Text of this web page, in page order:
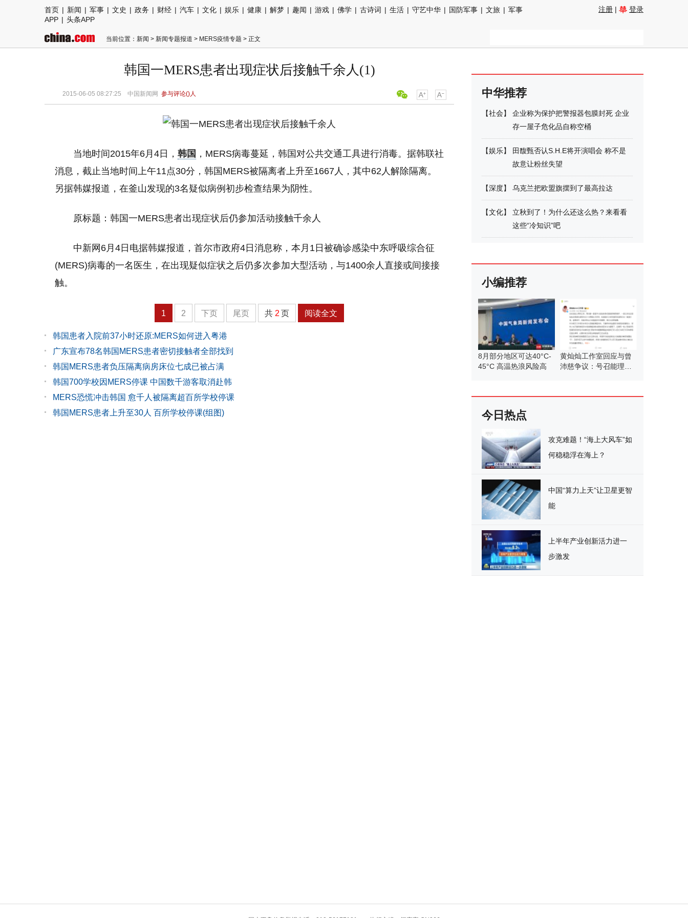
首页 | 新闻 | 军事 | 文史 | 政务 | 财经 | 汽车 | 文化 | 娱乐 | 健康 | 解梦 | 趣闻 | 游戏 | 佛学 | 古诗词 | 生活 | 守艺中华 | 国防军事 | 文旅 | 军事
APP | 头条APP
注册 | 登录
当前位置： 新闻 > 新闻专题报道 > MERS疫情专题 > 正文
韩国一MERS患者出现症状后接触千余人(1)
2015-06-05 08:27:25 中国新闻网 参与评论()人
当地时间2015年6月4日， 韩国 ，MERS病毒蔓延，韩国对公共交通工具进行消毒。据韩联社
消息，截止当地时间上午11点30分，韩国MERS被隔离者上升至1667人，其中62人解除隔离。
另据韩媒报道，在釜山发现的3名疑似病例初步检查结果为阴性。
原标题：韩国一MERS患者出现症状后仍参加活动接触千余人
中新网6月4日电据韩媒报道，首尔市政府4日消息称，本月1日被确诊感染中东呼吸综合征
(MERS)病毒的一名医生，在出现疑似症状之后仍多次参加大型活动，与1400余人直接或间接接
触。
1 2 下页 尾页 共 2 页 阅读全文
韩国患者入院前37小时还原:MERS如何进入粤港
广东宣布78名韩国MERS患者密切接触者全部找到
韩国MERS患者负压隔离病房床位七成已被占满
韩国700学校因MERS停课 中国数千游客取消赴韩
MERS恐慌冲击韩国 愈千人被隔离超百所学校停课
韩国MERS患者上升至30人 百所学校停课(组图)
中华推荐
【社会】
企业称为保护把警报器包膜封死 企业
存一屋子危化品自称空桶
【娱乐】
田馥甄否认S.H.E将开演唱会 称不是
故意让粉丝失望
【深度】 乌克兰把欧盟旗摆到了最高拉达
【文化】
立秋到了！为什么还这么热？来看看
这些“冷知识”吧
小编推荐
8月部分地区可达40°C-
45°C 高温热浪风险高
黄灿灿工作室回应与曾
沛慈争议：号召能理智
今日热点
攻克难题！“海上大风车”如
何稳稳浮在海上？
中国“算力上天”让卫星更智
能
上半年产业创新活力进一
步激发